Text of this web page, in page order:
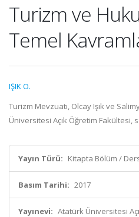
Turizm ve
Temel
IŞIK O.
Turizm Mevzuatı, Olcay Işık ve
Üniversitesi Açık Öğretim Fakültesi,
Yayın Türü: Kitapta Bölüm /
Basım Tarihi: 2017
Yayınevi: Atatürk Üniversitesi